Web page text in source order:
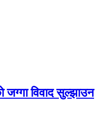
जग्गा विवाद सुल्झाउन